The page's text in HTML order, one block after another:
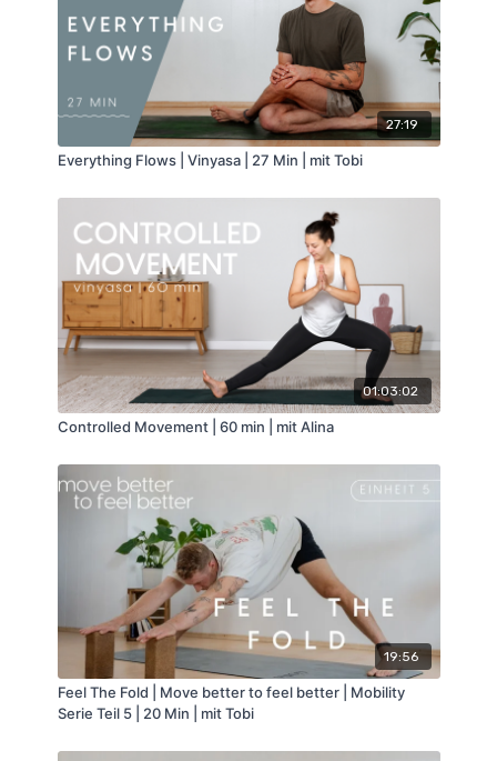
27:19
Everything Flows | Vinyasa | 27 Min | mit Tobi
01:03:02
Controlled Movement | 60 min | mit Alina
19:56
Feel The Fold | Move better to feel better | Mobility
Serie Teil 5 | 20 Min | mit Tobi